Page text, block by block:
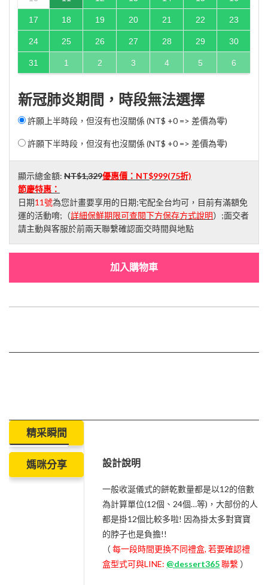
17 18 19 20 21 22 23
24 25 26 27 28 29 30
31 1 2 3 4 5 6
新冠肺炎期間，時段無法選擇
許願上半時段，但沒有也沒關係 (NT$ +0 => 差價為零)
許願下半時段，但沒有也沒關係 (NT$ +0 => 差價為零)
顯示總金額: NT$1,329優惠價： NT$999(75折)
節慶特惠：
日期11號為您計畫要享用的日期;宅配全台均可，目前有滿額免
運的活動唷;（詳細保鮮期限可查閱下方保存方式說明）;面交者
請主動與客服於前兩天聯繫確認面交時間與地點
加入購物車
精采瞬間
媽咪分享 設計說明
一般收涎儀式的餅乾數量都是以12的倍數
為計算單位(12個、24個…等)，大部份的人
都是掛12個比較多啦! 因為掛太多對寶寶
的脖子也是負擔!!
（ 每一段時間更換不同禮盒, 若要確認禮
盒型式可與LINE: @dessert365聯繫 ）